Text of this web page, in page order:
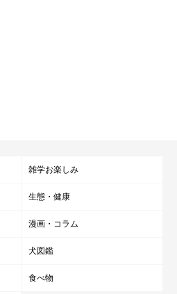
雑学お楽しみ
生態・健康
漫画・コラム
犬図鑑
食べ物